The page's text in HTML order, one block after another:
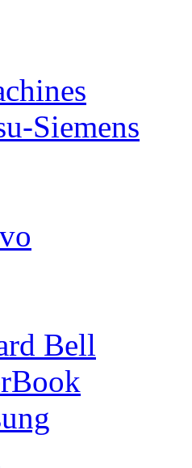
Siemens
Bell